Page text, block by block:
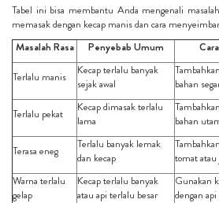
Tabel ini bisa membantu Anda mengenali
memasak dengan kecap manis dan cara
Masalah Rasa
Penyebab Umum
Terlalu manis
Kecap terlalu banyak
sejak awal
bahan
Terlalu pekat
Kecap dimasak terlalu
lama
bahan
Terasa eneg
Terlalu banyak lemak
dan kecap
tomat
Warna terlalu
gelap
Kecap terlalu banyak
atau api terlalu besar
Gunakan
dengan